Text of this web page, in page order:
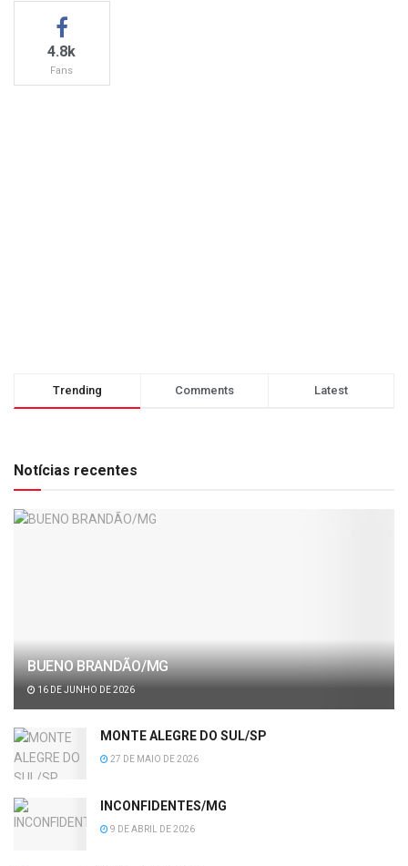
4.8k
Fans
Trending Comments Latest
Notícias recentes
BUENO BRANDÃO/MG
16 DE JUNHO DE 2026
MONTE ALEGRE DO SUL/SP
27 DE MAIO DE 2026
INCONFIDENTES/MG
9 DE ABRIL DE 2026